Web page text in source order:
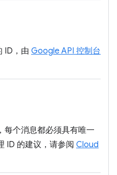
ID，由 Google API 控制台
每个消息都必须具有唯一
ID 的建议，请参阅 Cloud